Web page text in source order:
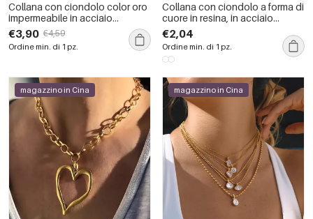
Collana con ciondolo color oro
impermeabile in acciaio
inossidabile a forma di cuore
retrò da 1 pezzo
€3,90 €4,59
Ordine min. di 1 pz.
Collana con ciondolo a forma di
cuore in resina, in acciaio
inossidabile, impermeabile,
colore oro, da donna.
€2,04
Ordine min. di 1 pz.
magazzino in Cina magazzino in Cina